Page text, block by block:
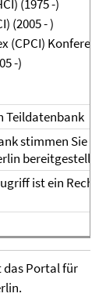
(1975 -)
(2005 - )
(CPCI)
-)
Teildatenbank
stimmen Sie
bereitgestellte
ist ein
das Portal für